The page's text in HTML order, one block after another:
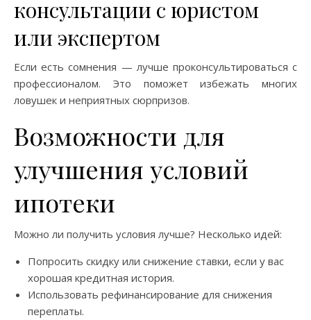
консультации с юристом
или экспертом
Если есть сомнения — лучше проконсультироваться с
профессионалом. Это поможет избежать многих
ловушек и неприятных сюрпризов.
Возможности для
улучшения условий
ипотеки
Можно ли получить условия лучше? Несколько идей:
Попросить скидку или снижение ставки, если у вас
хорошая кредитная история.
Использовать рефинансирование для снижения
переплаты.